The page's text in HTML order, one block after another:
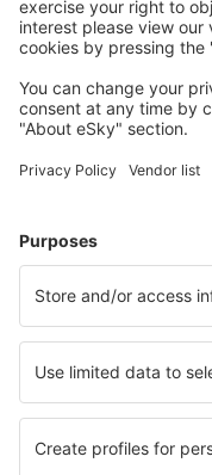
Munster
Paderborn
Rostock-Laage
Saarbrücken